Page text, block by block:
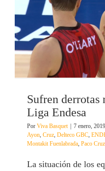
Sufren derrotas
Liga Endesa
Por Viva Basquet 7 enero, 2019
Ayon, Cruz, Delteco GBC,
Montakit Fuenlabrada, Paco Cruz
La situación de los